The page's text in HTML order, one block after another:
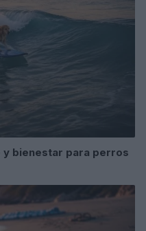
y bienestar para perros